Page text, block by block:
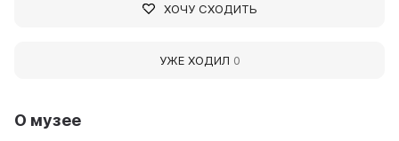
О музее
ХОЧУ СХОДИТЬ
УЖЕ ХОДИЛ 0